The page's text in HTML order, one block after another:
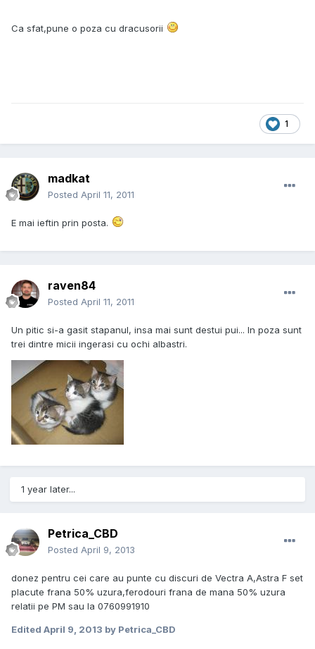
Ca sfat,pune o poza cu dracusorii
1
madkat
Posted April 11, 2011
E mai ieftin prin posta.
raven84
Posted April 11, 2011
Un pitic si-a gasit stapanul, insa mai sunt destui pui... In poza sunt
trei dintre micii ingerasi cu ochi albastri.
1 year later...
Petrica_CBD
Posted April 9, 2013
donez pentru cei care au punte cu discuri de Vectra A,Astra F set
placute frana 50% uzura,ferodouri frana de mana 50% uzura
relatii pe PM sau la 0760991910
Edited April 9, 2013 by Petrica_CBD